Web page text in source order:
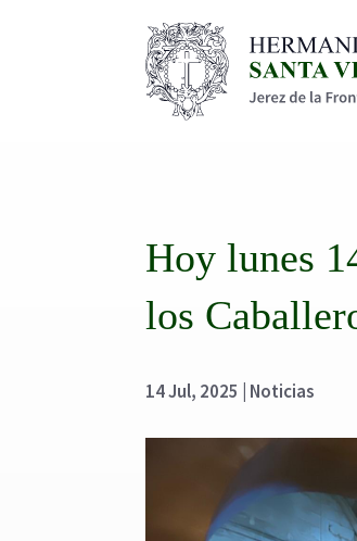
Hoy lunes
los
14 Jul, 2025 Noticias